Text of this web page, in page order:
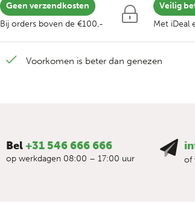
Geen verzendkosten
Bij orders boven de €100,-
Veilig
Met iDeal
Voorkomen is beter dan genezen
Bel+31 546 666 666
op werkdagen 08:00 – 17:00 uur of